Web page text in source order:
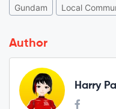
Gundam Local
Author
Harry